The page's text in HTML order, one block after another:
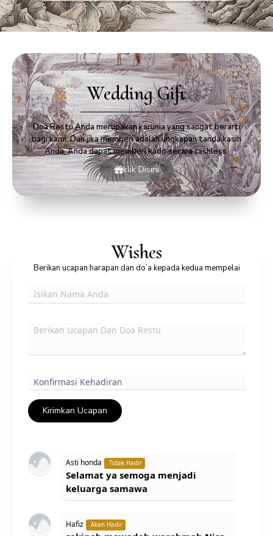
Wedding Gift
Doa Restu Anda merupakan karunia yang sangat berarti
bagi kami. Dan jika memberi adalah ungkapan tanda kasih
Anda, Anda dapat memberi kado secara cashless.
klik Disini
Wishes
Berikan ucapan harapan dan do’a kepada kedua mempelai
Kirimkan Ucapan
Asti honda Tidak Hadir
Selamat ya semoga menjadi
keluarga samawa
Hafiz Akan Hadir